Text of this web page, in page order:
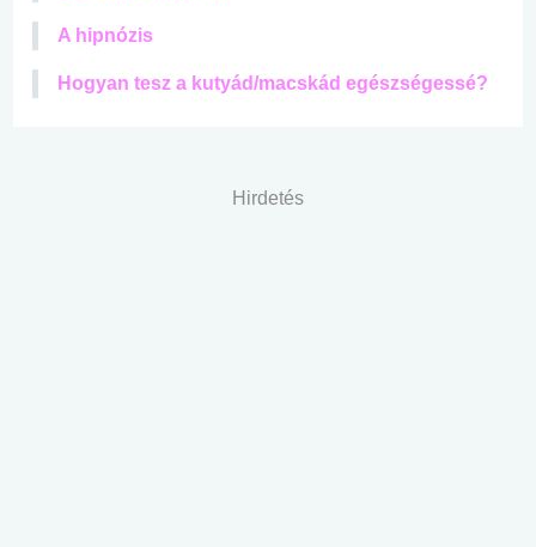
A hipnózis
Hogyan tesz a kutyád/macskád egészségessé?
Hirdetés